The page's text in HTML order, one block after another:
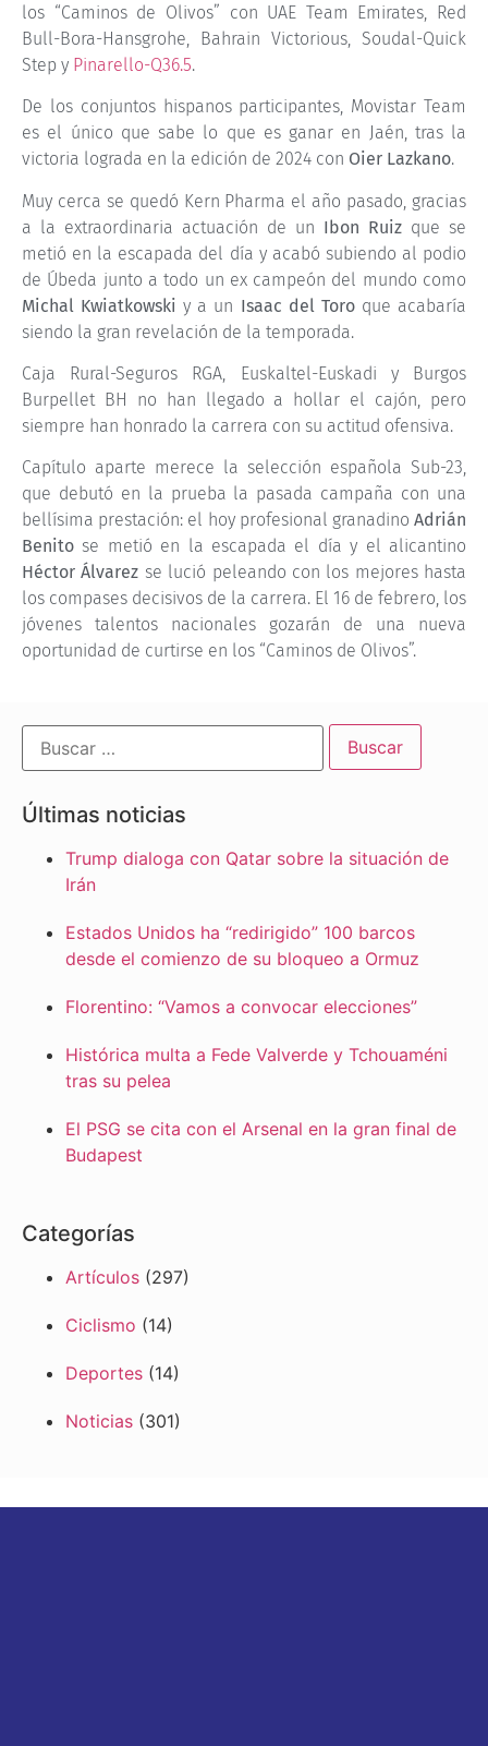
los “Caminos de Olivos” con UAE Team Emirates, Red
Bull-Bora-Hansgrohe, Bahrain Victorious, Soudal-Quick
Step y Pinarello-Q36.5.
De los conjuntos hispanos participantes, Movistar Team
es el único que sabe lo que es ganar en Jaén, tras la
victoria lograda en la edición de 2024 con Oier Lazkano.
Muy cerca se quedó Kern Pharma el año pasado, gracias
a la extraordinaria actuación de un Ibon Ruiz que se
metió en la escapada del día y acabó subiendo al podio
de Úbeda junto a todo un ex campeón del mundo como
Michal Kwiatkowski y a un Isaac del Toroque acabaría
siendo la gran revelación de la temporada.
Caja Rural-Seguros RGA, Euskaltel-Euskadi y Burgos
Burpellet BH no han llegado a hollar el cajón, pero
siempre han honrado la carrera con su actitud ofensiva.
Capítulo aparte merece la selección española Sub-23,
que debutó en la prueba la pasada campaña con una
bellísima prestación: el hoy profesional granadino Adrián
Benito se metió en la escapada el día y el alicantino
Héctor Álvarez se lució peleando con los mejores hasta
los compases decisivos de la carrera. El 16 de febrero, los
jóvenes talentos nacionales gozarán de una nueva
oportunidad de curtirse en los “Caminos de Olivos”.
Últimas noticias
Trump dialoga con Qatar sobre la situación de
Irán
Estados Unidos ha “redirigido” 100 barcos
desde el comienzo de su bloqueo a Ormuz
Florentino: “Vamos a convocar elecciones”
Histórica multa a Fede Valverde y Tchouaméni
tras su pelea
El PSG se cita con el Arsenal en la gran final de
Budapest
Categorías
Artículos (297)
Ciclismo (14)
Deportes (14)
Noticias (301)